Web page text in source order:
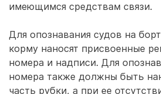
имеющимся средствам связи.
Для опознавания судов на
корму наносят присвоенные
номера и надписи. Для
номера также должны быть
часть рубки, а при ее